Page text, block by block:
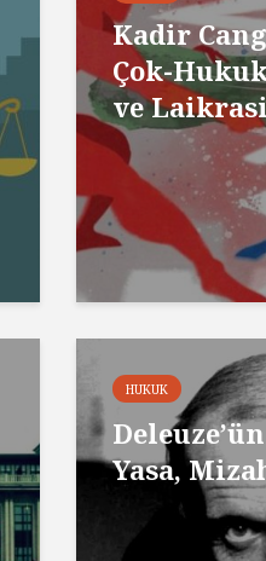
Kadir
Çok-
ve Laikrasi
HUKUK
Yasa,